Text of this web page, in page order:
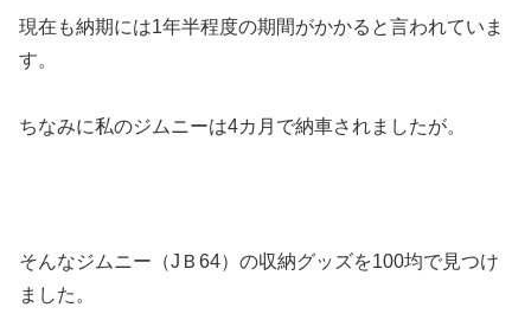
現在も納期には1年半程度の期間がかかると言われていま
す。
ちなみに私のジムニーは4カ月で納車されましたが。
そんなジムニー（JＢ64）の収納グッズを100均で見つけ
ました。